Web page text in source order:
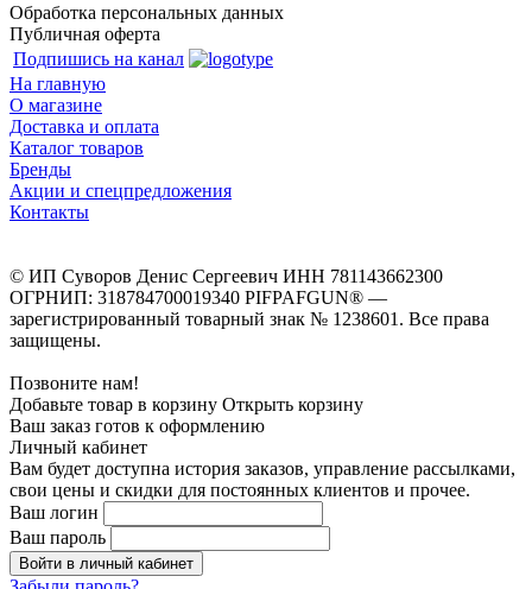
Обработка персональных данных
Публичная оферта
Подпишись на канал
На главную
О магазине
Доставка и оплата
Каталог товаров
Бренды
Акции и спецпредложения
Контакты
© ИП Суворов Денис Сергеевич ИНН 781143662300
ОГРНИП: 318784700019340 PIFPAFGUN® —
зарегистрированный товарный знак № 1238601. Все права
защищены.
Позвоните нам!
Добавьте товар в корзину Открыть корзину
Ваш заказ готов к оформлению
Личный кабинет
Вам будет доступна история заказов, управление рассылками,
свои цены и скидки для постоянных клиентов и прочее.
Ваш логин
Ваш пароль
Войти в личный кабинет